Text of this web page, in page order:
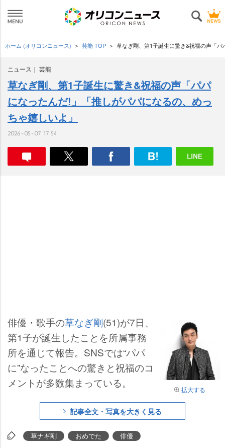
ホーム (オリコンニュース) 芸能 TOP 草なぎ剛、第1子誕生に驚き&祝福の声「
ニュース 芸能
草なぎ剛、第1子誕生に驚き&祝福の声「パパ
になったんだ!」「推しがパパになるの、めっ
ちゃ嬉しいよ」
2026-05-07 17:54
拡大する
俳優・歌手の草なぎ剛(51)が7日、
第1子が誕生したことを所属事務
所を通じて報告。SNSでは“パパ
に”なったことへの驚きと祝福のコ
メントが多数集まっている。
記事全文・写真を大きく見る
草ナギ剛 おめでた 俳優